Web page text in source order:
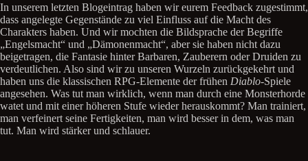
In unserem letzten Blogeintrag haben wir eurem Feedback zugestimmt,
dass angelegte Gegenstände zu viel Einfluss auf die Macht des
Charakters haben. Und wir mochten die Bildsprache der Begriffe
„Engelsmacht“ und „Dämonenmacht“, aber sie haben nicht dazu
beigetragen, die Fantasie hinter Barbaren, Zauberern oder Druiden zu
verdeutlichen. Also sind wir zu unseren Wurzeln zurückgekehrt und
haben uns die klassischen RPG-Elemente der frühen Diablo-Spiele
angesehen. Was tut man wirklich, wenn man durch eine Monsterhorde
watet und mit einer höheren Stufe wieder herauskommt? Man trainiert,
man verfeinert seine Fertigkeiten, man wird besser in dem, was man
tut. Man wird stärker und schlauer.